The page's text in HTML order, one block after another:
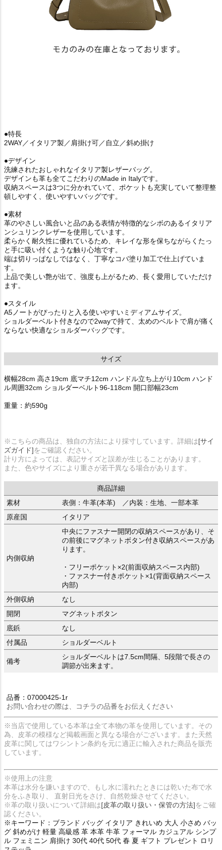
●特長
2WAY／イタリア製／肩掛け可／自立／斜め掛け
●デザイン
洗練されたおしゃれなイタリア製レザーバッグ。
デザインも革も全てこだわりのMade in Italyです。
収納スペースは3つに分かれていて、ポケットも充実していて整理整
頓しやすく、使いやすいバッグです。
●素材
革のやさしい風合いと品のある表情が特徴的なシボのあるイタリア
ンシュリンクレザーを使用しています。
柔らかく耐久性に優れているため、キレイな形を保ちながらくたっ
と手に吸い付くような触り心地です。
端は切りっぱなしではなく、丁寧なコバ塗り加工で仕上げていま
す。
上品で美しい艶が出て、強度も上がるため、長く愛用していただけ
ます。
●スタイル
A5ノートがぴったりと入る使いやすいミディアムサイズ。
ショルダーベルト付きなので2wayで持て、太めのベルトで肩が痛く
ならない快適なショルダーバッグです。
サイズ
横幅28cm 高さ19cm 底マチ12cm ハンドル立ち上がり10cm ハンド
ル周囲32cm ショルダーベルト96-118cm 開口部幅23cm
重量：約590g
※こちらの商品は、独自の方法により採寸しています。詳細は[サイ
ズガイド]をご確認ください。
計り方によっては、表記サイズと誤差が生じることがあります。
また、色やサイズにより重さが若干異なる場合があります。
商品詳細
素材
表側：牛革(本革) ／内装：生地、一部本革
原産国
イタリア
内側収納
中央にファスナー開閉の収納スペースがあり、そ
の前後にマグネットボタン付き収納スペースがあ
ります。
・フリーポケット×2(前面収納スペース内部)
・ファスナー付きポケット×1(背面収納スペース
内部)
外側収納
なし
開閉
マグネットボタン
底鋲
なし
付属品
ショルダーベルト
備考
ショルダーベルトは7.5cm間隔、5段階で長さの
調節が出来ます。
品番：07000425-1r
お問い合わせの際は、コチラの品番をお伝えください
※当店で使用している本革は全て本物の革を使用しています。その
為、皮革の模様など掲載画面と異なる場合がございます。また天然
皮革に関してはワシントン条約を元に適正に輸入された商品を販売
しています。
※使用上の注意
本革は水分を嫌いますので、もし水に濡れたときには乾いた布で水
分をふき取り、 直射日光をさけ、自然乾燥させてください。
※革の取り扱いについて詳細は[皮革の取り扱い・保管の方法]をご確
認ください。
※キーワード：ブランド バッグ イタリア きれいめ 大人 小さめ バッ
グ 斜めがけ 軽量 高級感 革 本革 牛革 フォーマル カジュアル シンプ
ル フェミニン 肩掛け 30代 40代 50代 春 夏 ギフト プレゼント ロリ